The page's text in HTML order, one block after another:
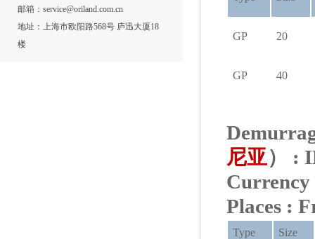
邮箱：service@oriland.com.cn
地址：上海市欧阳路568号 庐迅大厦18
楼
GP 20
GP 40
尼亚） :
Places :
Type Size